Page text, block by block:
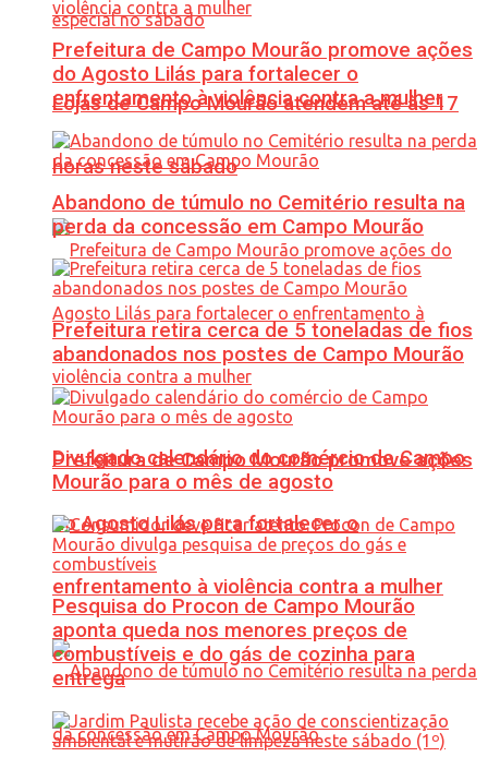
Lojas de Campo Mourão atendem até às 17
horas neste sábado
Prefeitura de Campo Mourão promove ações
do Agosto Lilás para fortalecer o
enfrentamento à violência contra a mulher
Prefeitura de Campo Mourão promove ações
do Agosto Lilás para fortalecer o
enfrentamento à violência contra a mulher
Abandono de túmulo no Cemitério resulta na
perda da concessão em Campo Mourão
Prefeitura retira cerca de 5 toneladas de fios
abandonados nos postes de Campo Mourão
Divulgado calendário do comércio de Campo
Mourão para o mês de agosto
Pesquisa do Procon de Campo Mourão
aponta queda nos menores preços de
combustíveis e do gás de cozinha para
entrega